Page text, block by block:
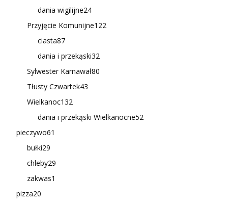
dania wigilijne24
Przyjęcie Komunijne122
ciasta87
dania i przekąski32
Sylwester Karnawał80
Tłusty Czwartek43
Wielkanoc132
dania i przekąski Wielkanocne52
pieczywo61
bułki29
chleby29
zakwas1
pizza20